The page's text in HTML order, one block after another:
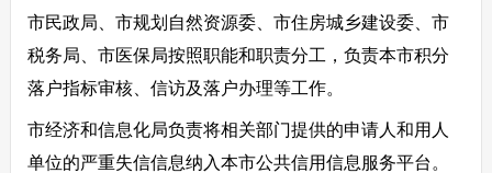
市民政局、市规划自然资源委、市住房城乡建设委、市
税务局、市医保局按照职能和职责分工，负责本市积分
落户指标审核、信访及落户办理等工作。
市经济和信息化局负责将相关部门提供的申请人和用人
单位的严重失信信息纳入本市公共信用信息服务平台。